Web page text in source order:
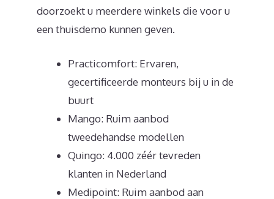
doorzoekt u meerdere winkels die voor u
een thuisdemo kunnen geven.
Practicomfort: Ervaren,
gecertificeerde monteurs bij u in de
buurt
Mango: Ruim aanbod
tweedehandse modellen
Quingo: 4.000 zéér tevreden
klanten in Nederland
Medipoint: Ruim aanbod aan